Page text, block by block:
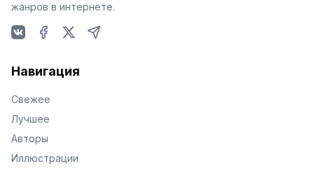
жанров в интернете.
Навигация
Свежее
Лучшее
Авторы
Иллюстрации